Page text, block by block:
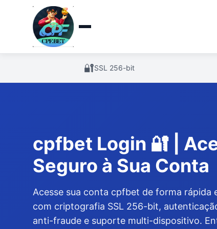
🔐SSL 256-bit
cpfbet Login 🔐 |
Seguro à Sua Conta
Acesse sua conta cpfbet de forma rápida
com criptografia SSL 256-bit,
anti-fraude e suporte multi-dispositivo.